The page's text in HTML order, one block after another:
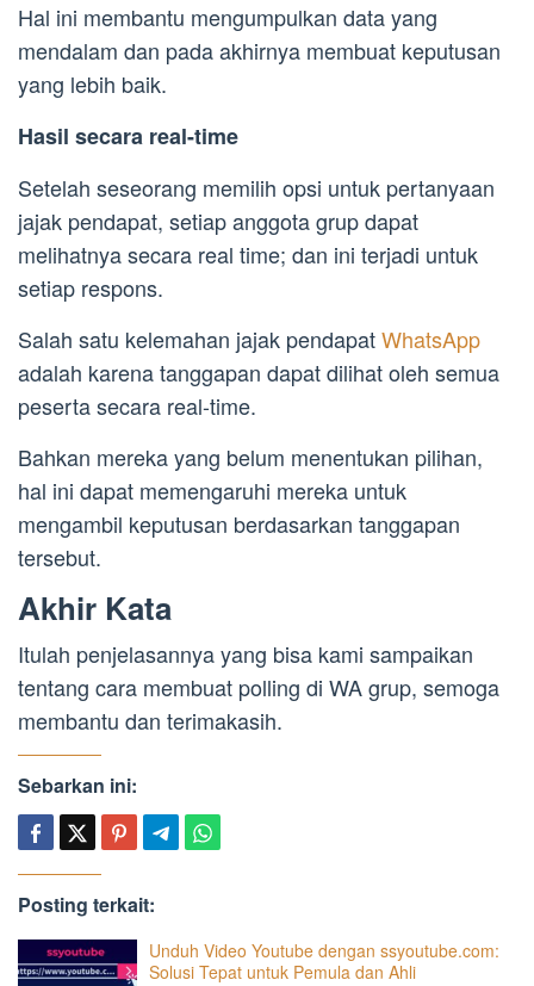
Hal ini membantu mengumpulkan data yang
mendalam dan pada akhirnya membuat keputusan
yang lebih baik.
Hasil secara real-time
Setelah seseorang memilih opsi untuk pertanyaan
jajak pendapat, setiap anggota grup dapat
melihatnya secara real time; dan ini terjadi untuk
setiap respons.
Salah satu kelemahan jajak pendapatWhatsApp
adalah karena tanggapan dapat dilihat oleh semua
peserta secara real-time.
Bahkan mereka yang belum menentukan pilihan,
hal ini dapat memengaruhi mereka untuk
mengambil keputusan berdasarkan tanggapan
tersebut.
Akhir Kata
Itulah penjelasannya yang bisa kami sampaikan
tentang cara membuat polling di WA grup, semoga
membantu dan terimakasih.
Sebarkan ini:
Posting terkait:
Unduh Video Youtube dengan ssyoutube.com:
Solusi Tepat untuk Pemula dan Ahli